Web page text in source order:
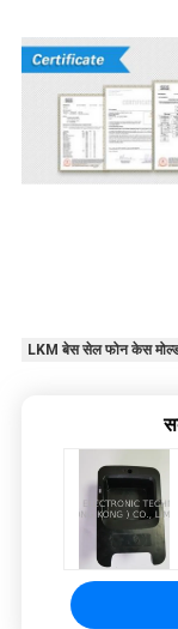
LKM बेस सेल फोन केस